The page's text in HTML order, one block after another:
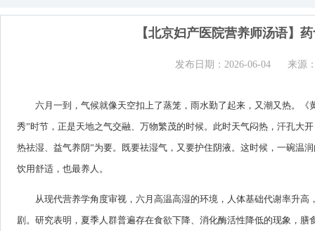
【北京妇产医院营养师汤语】
发布日期：2026-06-04 来源
六月一到，气候就像天空扣上了蒸笼，雨水勤了起来，又潮又热。
秀”时节，正是天地之气交融、万物繁茂的时候。此时天气闷热，汗孔大
热祛湿、益气养阴”为要。既要祛湿气，又要护住阴液。这时候，一碗温
饮用舒适，也最养人。
从现代营养学角度审视，六月高温高湿的环境，人体基础代谢率升
剧。研究表明，夏季人群普遍存在食欲下降、消化酶活性降低的现象，